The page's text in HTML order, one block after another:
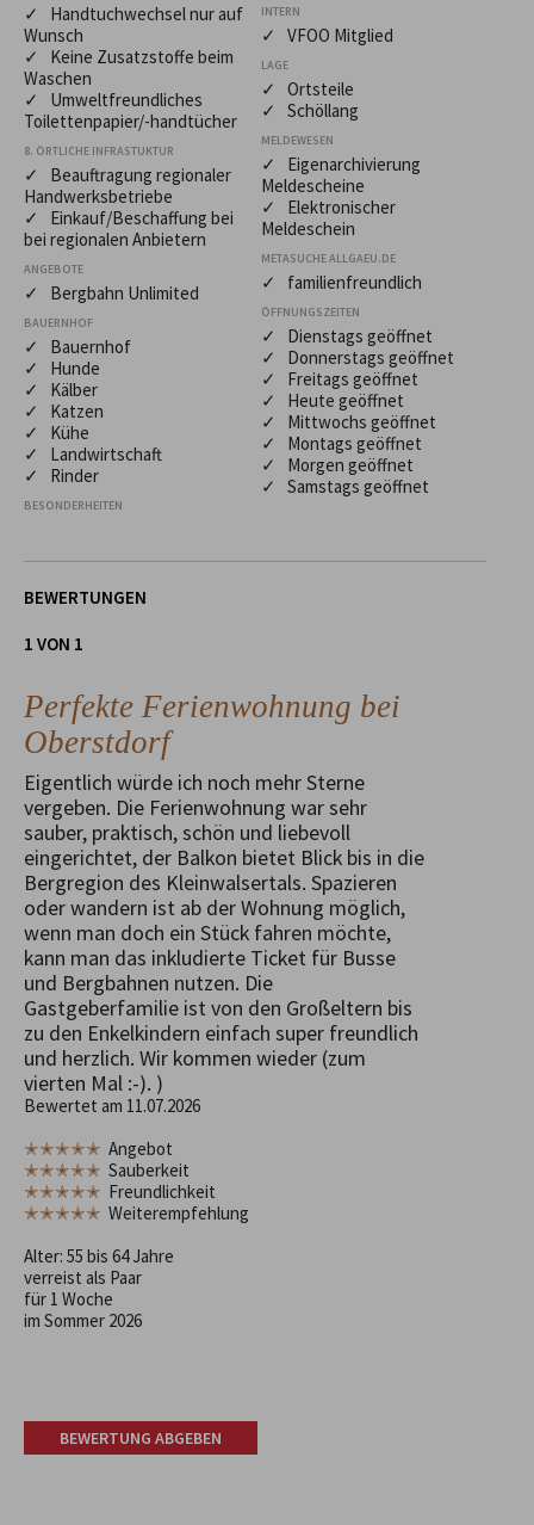
✓ Handtuchwechsel nur auf
Wunsch
✓ Keine Zusatzstoffe beim
Waschen
✓ Umweltfreundliches
Toilettenpapier/-handtücher
8. ÖRTLICHE INFRASTUKTUR
✓ Beauftragung regionaler
Handwerksbetriebe
✓ Einkauf/Beschaffung bei
bei regionalen Anbietern
ANGEBOTE
✓ Bergbahn Unlimited
BAUERNHOF
✓ Bauernhof
✓ Hunde
✓ Kälber
✓ Katzen
✓ Kühe
✓ Landwirtschaft
✓ Rinder
BESONDERHEITEN
INTERN
✓ VFOO Mitglied
LAGE
✓ Ortsteile
✓ Schöllang
MELDEWESEN
✓ Eigenarchivierung
Meldescheine
✓ Elektronischer
Meldeschein
METASUCHE ALLGAEU.DE
✓ familienfreundlich
ÖFFNUNGSZEITEN
✓ Dienstags geöffnet
✓ Donnerstags geöffnet
✓ Freitags geöffnet
✓ Heute geöffnet
✓ Mittwochs geöffnet
✓ Montags geöffnet
✓ Morgen geöffnet
✓ Samstags geöffnet
BEWERTUNGEN
1 VON 1
Perfekte Ferienwohnung bei
Oberstdorf
Eigentlich würde ich noch mehr Sterne
vergeben. Die Ferienwohnung war sehr
sauber, praktisch, schön und liebevoll
eingerichtet, der Balkon bietet Blick bis in die
Bergregion des Kleinwalsertals. Spazieren
oder wandern ist ab der Wohnung möglich,
wenn man doch ein Stück fahren möchte,
kann man das inkludierte Ticket für Busse
und Bergbahnen nutzen. Die
Gastgeberfamilie ist von den Großeltern bis
zu den Enkelkindern einfach super freundlich
und herzlich. Wir kommen wieder (zum
vierten Mal :-). )
Bewertet am 11.07.2026
✭✭✭✭✭ Angebot
✭✭✭✭✭ Sauberkeit
✭✭✭✭✭ Freundlichkeit
✭✭✭✭✭ Weiterempfehlung
Alter: 55 bis 64 Jahre
verreist als Paar
für 1 Woche
im Sommer 2026
BEWERTUNG ABGEBEN